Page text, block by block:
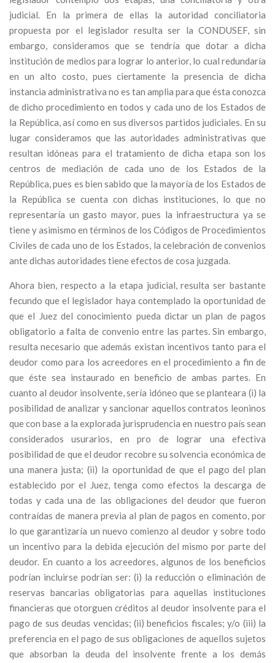
judicial. En la primera de ellas la autoridad conciliatoria
propuesta por el legislador resulta ser la CONDUSEF, sin
embargo, consideramos que se tendría que dotar a dicha
institución de medios para lograr lo anterior, lo cual redundaría
en un alto costo, pues ciertamente la presencia de dicha
instancia administrativa no es tan amplia para que ésta conozca
de dicho procedimiento en todos y cada uno de los Estados de
la República, así como en sus diversos partidos judiciales. En su
lugar consideramos que las autoridades administrativas que
resultan idóneas para el tratamiento de dicha etapa son los
centros de mediación de cada uno de los Estados de la
República, pues es bien sabido que la mayoría de los Estados de
la República se cuenta con dichas instituciones, lo que no
representaría un gasto mayor, pues la infraestructura ya se
tiene y asimismo en términos de los Códigos de Procedimientos
Civiles de cada uno de los Estados, la celebración de convenios
ante dichas autoridades tiene efectos de cosa juzgada.
Ahora bien, respecto a la etapa judicial, resulta ser bastante
fecundo que el legislador haya contemplado la oportunidad de
que el Juez del conocimiento pueda dictar un plan de pagos
obligatorio a falta de convenio entre las partes. Sin embargo,
resulta necesario que además existan incentivos tanto para el
deudor como para los acreedores en el procedimiento a fin de
que éste sea instaurado en beneficio de ambas partes. En
cuanto al deudor insolvente, sería idóneo que se planteara (i) la
posibilidad de analizar y sancionar aquellos contratos leoninos
que con base a la explorada jurisprudencia en nuestro país sean
considerados usurarios, en pro de lograr una efectiva
posibilidad de que el deudor recobre su solvencia económica de
una manera justa; (ii) la oportunidad de que el pago del plan
establecido por el Juez, tenga como efectos la descarga de
todas y cada una de las obligaciones del deudor que fueron
contraídas de manera previa al plan de pagos en comento, por
lo que garantizaría un nuevo comienzo al deudor y sobre todo
un incentivo para la debida ejecución del mismo por parte del
deudor. En cuanto a los acreedores, algunos de los beneficios
podrían incluirse podrían ser: (i) la reducción o eliminación de
reservas bancarias obligatorias para aquellas instituciones
financieras que otorguen créditos al deudor insolvente para el
pago de sus deudas vencidas; (ii) beneficios fiscales; y/o (iii) la
preferencia en el pago de sus obligaciones de aquellos sujetos
que absorban la deuda del insolvente frente a los demás